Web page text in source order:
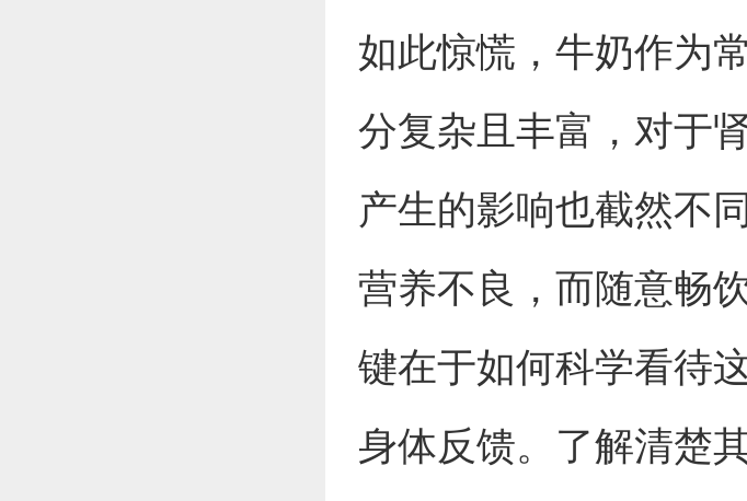
如此惊慌，牛奶作为
分复杂且丰富，对于
产生的影响也截然不
营养不良，而随意畅
键在于如何科学看待
身体反馈。了解清楚